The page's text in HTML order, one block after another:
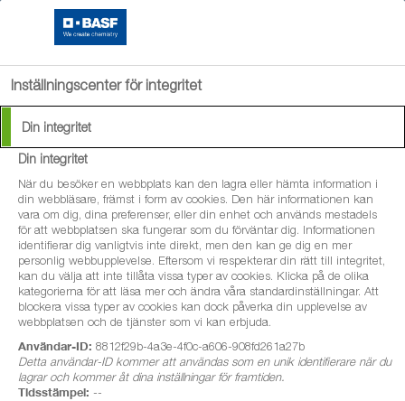
Inställningscenter för integritet
Din integritet
Din integritet
När du besöker en webbplats kan den lagra eller hämta information i
din webbläsare, främst i form av cookies. Den här informationen kan
vara om dig, dina preferenser, eller din enhet och används mestadels
för att webbplatsen ska fungerar som du förväntar dig. Informationen
identifierar dig vanligtvis inte direkt, men den kan ge dig en mer
personlig webbupplevelse. Eftersom vi respekterar din rätt till integritet,
kan du välja att inte tillåta vissa typer av cookies. Klicka på de olika
kategorierna för att läsa mer och ändra våra standardinställningar. Att
blockera vissa typer av cookies kan dock påverka din upplevelse av
webbplatsen och de tjänster som vi kan erbjuda.
Användar-ID: 8812f29b-4a3e-4f0c-a606-908fd261a27b
Detta användar-ID kommer att användas som en unik identifierare när du
lagrar och kommer åt dina inställningar för framtiden.
Tidsstämpel: --